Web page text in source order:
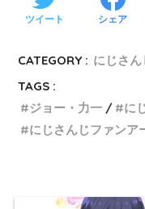
ツイート シェア
CATEGORY : にじさん
TAGS :
ジョー・力一
に
にじさんじファンア